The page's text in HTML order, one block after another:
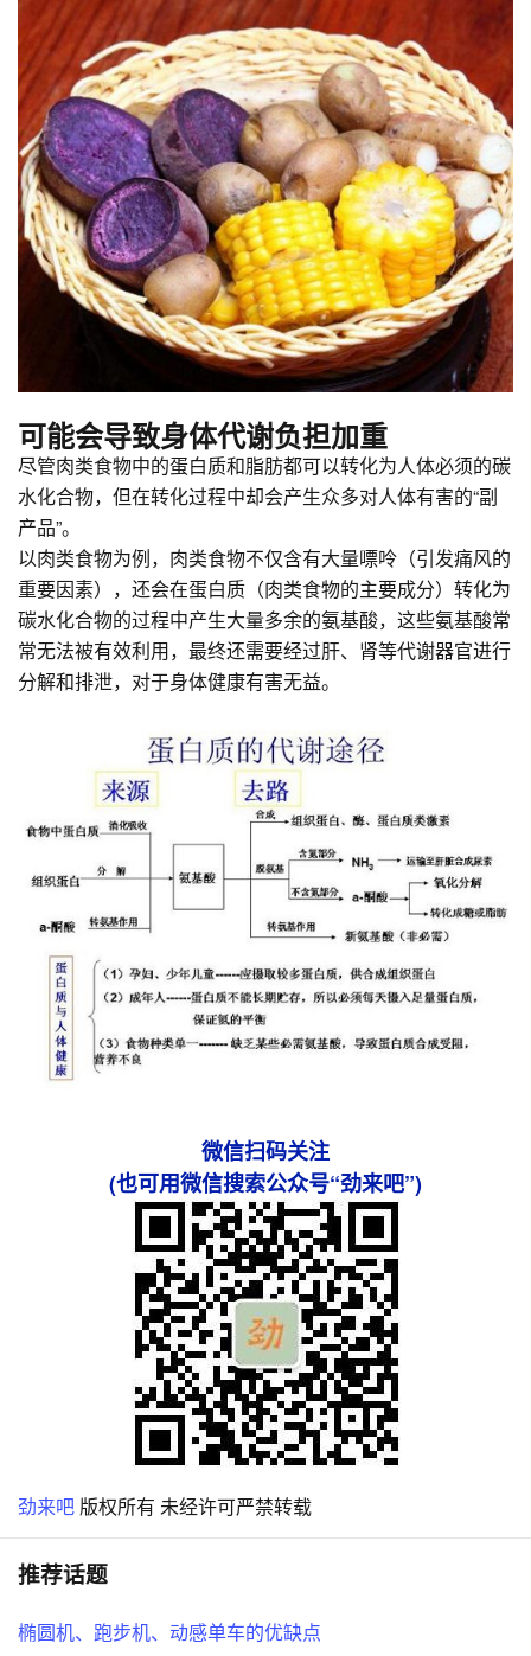
可能会导致身体代谢负担加重
尽管肉类食物中的蛋白质和脂肪都可以转化为人体必须的碳
水化合物，但在转化过程中却会产生众多对人体有害的“副
产品”。
以肉类食物为例，肉类食物不仅含有大量嘌呤（引发痛风的
重要因素），还会在蛋白质（肉类食物的主要成分）转化为
碳水化合物的过程中产生大量多余的氨基酸，这些氨基酸常
常无法被有效利用，最终还需要经过肝、肾等代谢器官进行
分解和排泄，对于身体健康有害无益。
微信扫码关注
(也可用微信搜索公众号“劲来吧”)
劲来吧 版权所有 未经许可严禁转载
推荐话题
椭圆机、跑步机、动感单车的优缺点